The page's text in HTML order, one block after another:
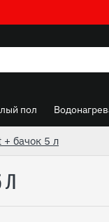
пол
бачок 5 л
Л